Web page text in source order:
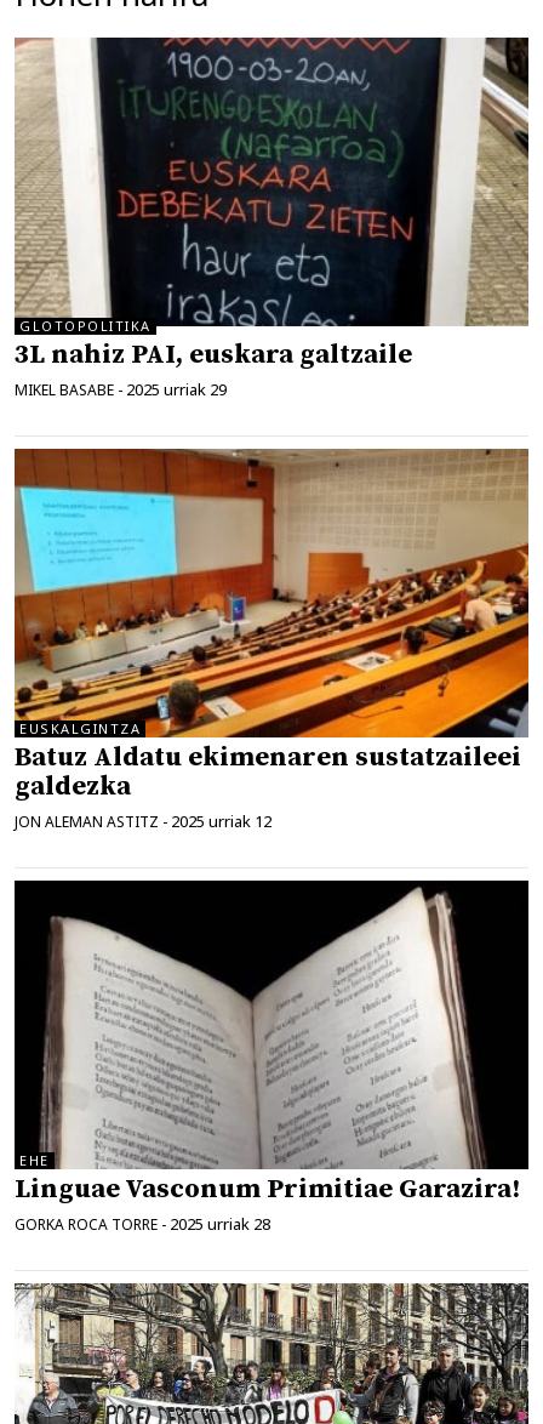
GLOTOPOLITIKA
3L nahiz PAI, euskara galtzaile
MIKEL BASABE - 2025 urriak 29
EUSKALGINTZA
Batuz Aldatu ekimenaren sustatzaileei
galdezka
JON ALEMAN ASTITZ - 2025 urriak 12
EHE
Linguae Vasconum Primitiae Garazira!
GORKA ROCA TORRE - 2025 urriak 28